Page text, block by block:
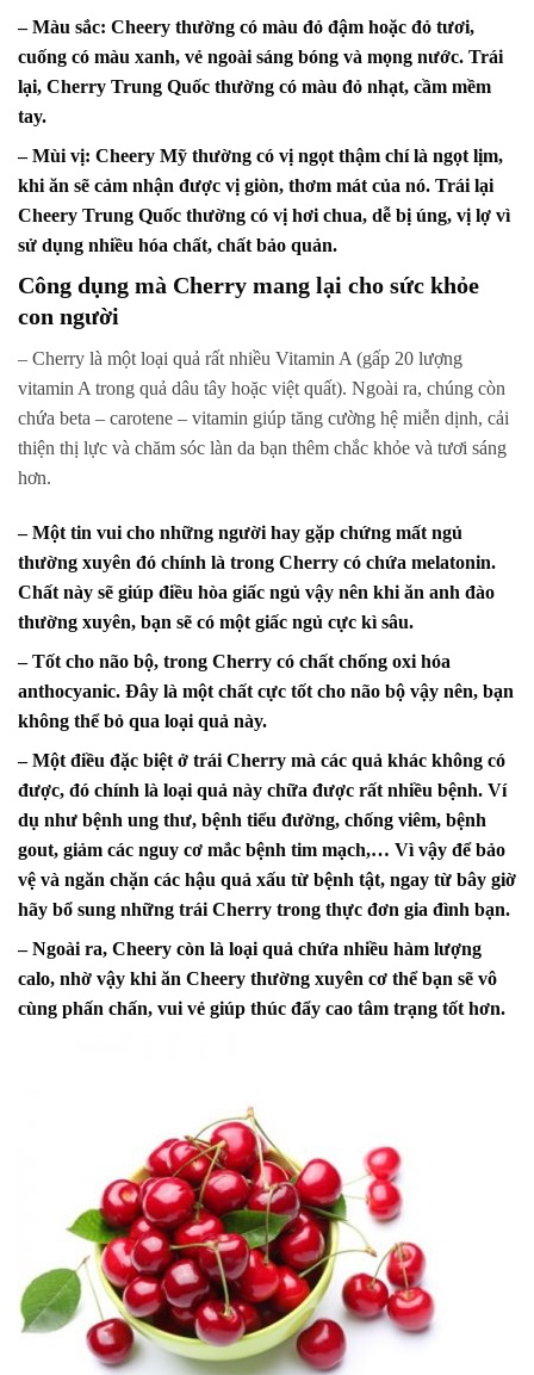
– Màu sắc: Cheery thường có màu đỏ đậm hoặc đỏ tươi,
cuống có màu xanh, vẻ ngoài sáng bóng và mọng nước. Trái
lại, Cherry Trung Quốc thường có màu đỏ nhạt, cầm mềm
tay.
– Mùi vị: Cheery Mỹ thường có vị ngọt thậm chí là ngọt lịm,
khi ăn sẽ cảm nhận được vị giòn, thơm mát của nó. Trái lại
Cheery Trung Quốc thường có vị hơi chua, dễ bị úng, vị lợ vì
sử dụng nhiều hóa chất, chất bảo quản.
Công dụng mà Cherry mang lại cho sức khỏe
con người
– Cherry là một loại quả rất nhiều Vitamin A (gấp 20 lượng
vitamin A trong quả dâu tây hoặc việt quất). Ngoài ra, chúng còn
chứa beta – carotene – vitamin giúp tăng cường hệ miễn dịnh, cải
thiện thị lực và chăm sóc làn da bạn thêm chắc khỏe và tươi sáng
hơn.
– Một tin vui cho những người hay gặp chứng mất ngủ
thường xuyên đó chính là trong Cherry có chứa melatonin.
Chất này sẽ giúp điều hòa giấc ngủ vậy nên khi ăn anh đào
thường xuyên, bạn sẽ có một giấc ngủ cực kì sâu.
– Tốt cho não bộ, trong Cherry có chất chống oxi hóa
anthocyanic. Đây là một chất cực tốt cho não bộ vậy nên, bạn
không thể bỏ qua loại quả này.
– Một điều đặc biệt ở trái Cherry mà các quả khác không có
được, đó chính là loại quả này chữa được rất nhiều bệnh. Ví
dụ như bệnh ung thư, bệnh tiểu đường, chống viêm, bệnh
gout, giảm các nguy cơ mắc bệnh tim mạch,… Vì vậy để bảo
vệ và ngăn chặn các hậu quả xấu từ bệnh tật, ngay từ bây giờ
hãy bổ sung những trái Cherry trong thực đơn gia đình bạn.
– Ngoài ra, Cheery còn là loại quả chứa nhiều hàm lượng
calo, nhờ vậy khi ăn Cheery thường xuyên cơ thể bạn sẽ vô
cùng phấn chấn, vui vẻ giúp thúc đẩy cao tâm trạng tốt hơn.